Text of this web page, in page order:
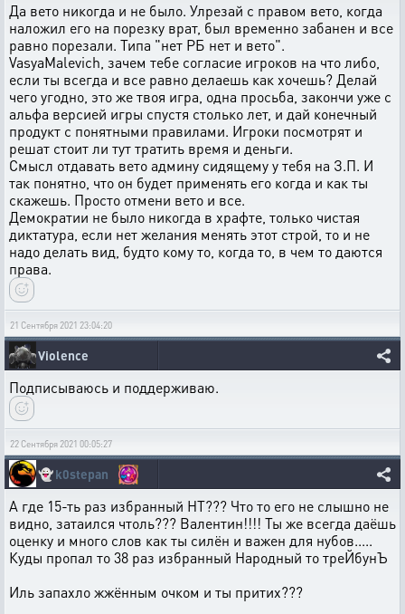
Да вето никогда и не было. Улрезай с правом вето, когда
наложил его на порезку врат, был временно забанен и все
равно порезали. Типа "нет РБ нет и вето".
VasyaMalevich, зачем тебе согласие игроков на что либо,
если ты всегда и все равно делаешь как хочешь? Делай
чего угодно, это же твоя игра, одна просьба, закончи уже с
альфа версией игры спустя столько лет, и дай конечный
продукт с понятными правилами. Игроки посмотрят и
решат стоит ли тут тратить время и деньги.
Смысл отдавать вето админу сидящему у тебя на З.П. И
так понятно, что он будет применять его когда и как ты
скажешь. Просто отмени вето и все.
Демократии не было никогда в храфте, только чистая
диктатура, если нет желания менять этот строй, то и не
надо делать вид, будто кому то, когда то, в чем то даются
права.
21 Сентября 2021 23:04:20
Violence
Подписываюсь и поддерживаю.
22 Сентября 2021 00:05:27
👻k0stepan
А где 15-ть раз избранный НТ??? Что то его не слышно не
видно, затаился чтоль??? Валентин!!!! Ты же всегда даёшь
оценку и много слов как ты силён и важен для нубов.....
Куды пропал то 38 раз избранный Народный то треЙбунЪ
Иль запахло жжённым очком и ты притих???